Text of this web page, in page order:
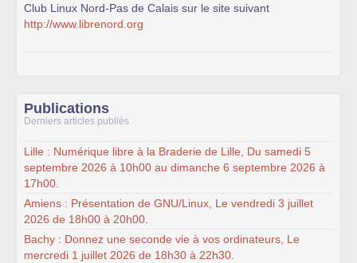
Club Linux Nord-Pas de Calais sur le site suivant
http://www.librenord.org
Publications
Derniers articles publiés
Lille : Numérique libre à la Braderie de Lille, Du samedi 5
septembre 2026 à 10h00 au dimanche 6 septembre 2026 à
17h00.
Amiens : Présentation de GNU/Linux, Le vendredi 3 juillet
2026 de 18h00 à 20h00.
Bachy : Donnez une seconde vie à vos ordinateurs, Le
mercredi 1 juillet 2026 de 18h30 à 22h30.